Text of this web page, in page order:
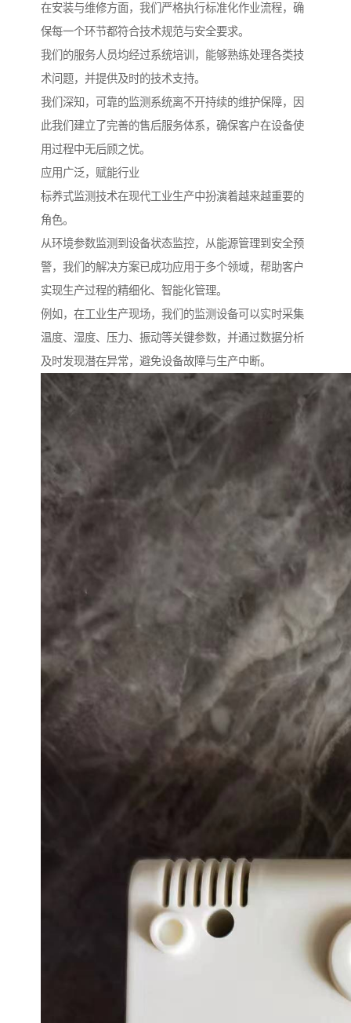
在安装与维修方面，我们严格执行标准化作业流程，确
保每一个环节都符合技术规范与安全要求。
我们的服务人员均经过系统培训，能够熟练处理各类技
术问题，并提供及时的技术支持。
我们深知，可靠的监测系统离不开持续的维护保障，因
此我们建立了完善的售后服务体系，确保客户在设备使
用过程中无后顾之忧。
应用广泛，赋能行业
标养式监测技术在现代工业生产中扮演着越来越重要的
角色。
从环境参数监测到设备状态监控，从能源管理到安全预
警，我们的解决方案已成功应用于多个领域，帮助客户
实现生产过程的精细化、智能化管理。
例如，在工业生产现场，我们的监测设备可以实时采集
温度、湿度、压力、振动等关键参数，并通过数据分析
及时发现潜在异常，避免设备故障与生产中断。